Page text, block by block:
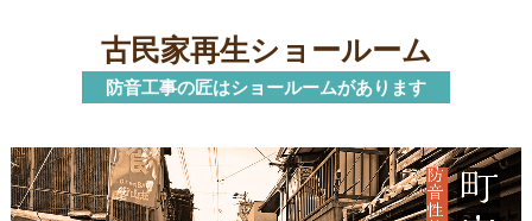
古民家再生ショールーム
防音工事の匠はショールームがあります